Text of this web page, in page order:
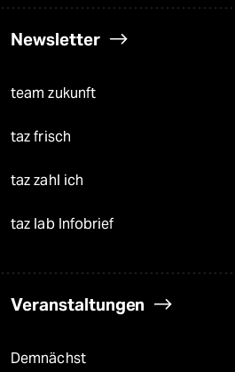
Newsletter
team zukunft
taz frisch
taz zahl ich
taz lab Infobrief
Veranstaltungen
Demnächst